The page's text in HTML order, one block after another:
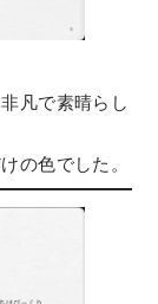
凡で素晴らし
の色でした。